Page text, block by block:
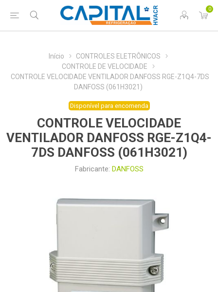
0
Início
CONTROLES ELETRÔNICOS
CONTROLE DE VELOCIDADE
CONTROLE VELOCIDADE VENTILADOR DANFOSS RGE-Z1Q4-7DS
DANFOSS (061H3021)
Disponível para encomenda
CONTROLE VELOCIDADE
VENTILADOR DANFOSS RGE-Z1Q4-
7DS DANFOSS (061H3021)
Fabricante: DANFOSS